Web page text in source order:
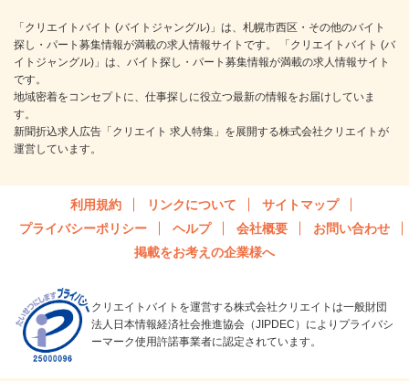
「クリエイトバイト (バイトジャングル)」は、札幌市西区・その他のバイト
探し・パート募集情報が満載の求人情報サイトです。 「クリエイトバイト (バ
イトジャングル)」は、バイト探し・パート募集情報が満載の求人情報サイト
です。
地域密着をコンセプトに、仕事探しに役立つ最新の情報をお届けしていま
す。
新聞折込求人広告「クリエイト 求人特集」を展開する株式会社クリエイトが
運営しています。
利用規約 リンクについて
サイトマップ
プライバシーポリシー
ヘルプ 会社概要
お問い合わせ
掲載をお考えの企業様へ
クリエイトバイトを運営する株式会社クリエイトは一般財団
法人日本情報経済社会推進協会（JIPDEC）によりプライバシ
ーマーク使用許諾事業者に認定されています。